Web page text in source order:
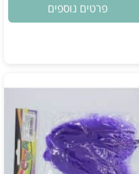
פרטים נוספים